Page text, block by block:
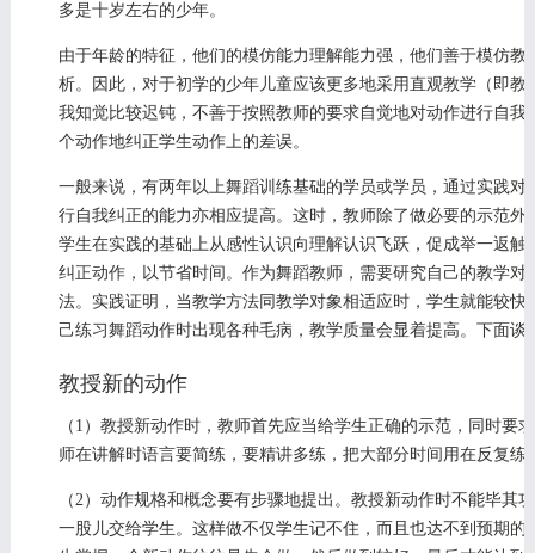
多是十岁左右的少年。
由于年龄的特征，他们的模仿能力理解能力强，他们善于模仿
析。因此，对于初学的少年儿童应该更多地采用直观教学（即
我知觉比较迟钝，不善于按照教师的要求自觉地对动作进行自
个动作地纠正学生动作上的差误。
一般来说，有两年以上舞蹈训练基础的学员或学员，通过实践
行自我纠正的能力亦相应提高。这时，教师除了做必要的示范
学生在实践的基础上从感性认识向理解认识飞跃，促成举一返
纠正动作，以节省时间。作为舞蹈教师，需要研究自己的教学
法。实践证明，当教学方法同教学对象相适应时，学生就能较
己练习舞蹈动作时出现各种毛病，教学质量会显着提高。下面谈
教授新的动作
（1）教授新动作时，教师首先应当给学生正确的示范，同时
师在讲解时语言要简练，要精讲多练，把大部分时间用在反复练
（2）动作规格和概念要有步骤地提出。教授新动作时不能毕其
一股儿交给学生。这样做不仅学生记不住，而且也达不到预期的